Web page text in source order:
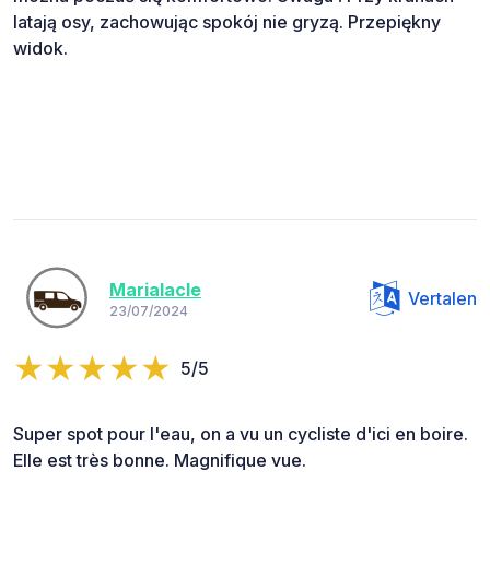
latają osy, zachowując spokój nie gryzą. Przepiękny
widok.
Marialacle
23/07/2024
Vertalen
5/5
Super spot pour l'eau, on a vu un cycliste d'ici en boire.
Elle est très bonne. Magnifique vue.